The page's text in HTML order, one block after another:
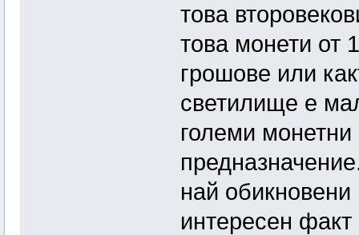
това
това монети от
грошове или
светилище е
големи
най обикновени
интересен